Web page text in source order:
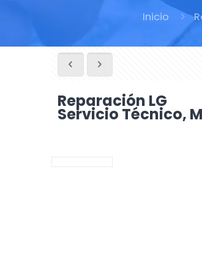
Inicio
Reparación LG
Servicio Técnico,